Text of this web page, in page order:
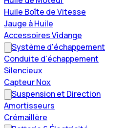
Huile Boîte de Vitesse
Jauge à Huile
Accessoires Vidange
Système d'échappement
Conduite d'échappement
Silencieux
Capteur Nox
Suspension et Direction
Amortisseurs
Crémaillère